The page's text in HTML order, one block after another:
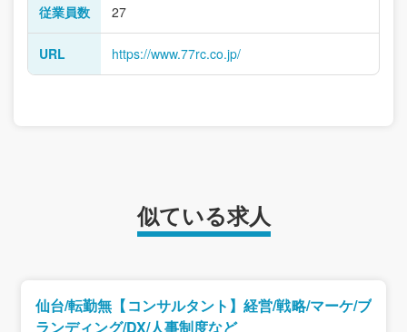
従業員数 27
URL https://www.77rc.co.jp/
似ている求人
仙台/転勤無【コンサルタント】経営/戦略/マーケ/ブ
ランディング/DX/人事制度など